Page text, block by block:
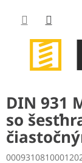
obsah
DIN 931
so